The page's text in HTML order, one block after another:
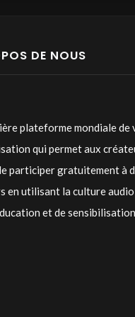
DE NOUS
plateforme mondiale de
qui permet aux
participer gratuitement à
en utilisant la culture
et de sensibilisation